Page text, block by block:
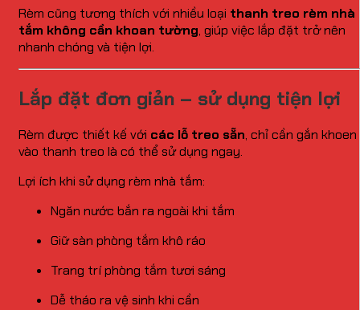
Rèm cũng tương thích với nhiều loại thanh treo rèm nhà
tắm không cần khoan tường, giúp việc lắp đặt trở nên
nhanh chóng và tiện lợi.
Lắp đặt đơn giản – sử dụng tiện lợi
Rèm được thiết kế với các lỗ treo sẵn, chỉ cần gắn khoen
vào thanh treo là có thể sử dụng ngay.
Lợi ích khi sử dụng rèm nhà tắm:
Ngăn nước bắn ra ngoài khi tắm
Giữ sàn phòng tắm khô ráo
Trang trí phòng tắm tươi sáng
Dễ tháo ra vệ sinh khi cần